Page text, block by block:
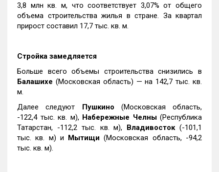
3,8 млн кв. м, что соответствует 3,07% от общего
объема строительства жилья в стране. За квартал
прирост составил 17,7 тыс. кв. м.
Стройка замедляется
Больше всего объемы строительства снизились в
Балашихе (Московская область) — на 142,7 тыс. кв.
м.
Далее следуют Пушкино (Московская область,
-122,4 тыс. кв. м), Набережные Челны(Республика
Татарстан, -112,2 тыс. кв. м), Владивосток(-101,1
тыс. кв. м) и Мытищи (Московская область, -94,2
тыс. кв. м).